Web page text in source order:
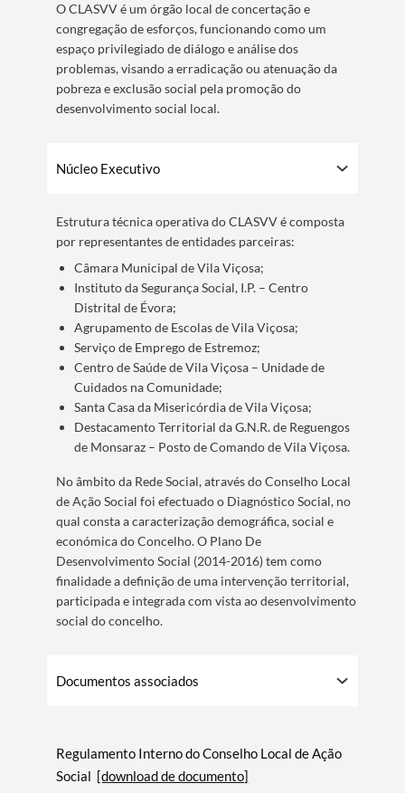
Termo de Pesquisa
Categorias gerais
O CLASVV é um órgão local de concertação e
congregação de esforços, funcionando como um
espaço privilegiado de diálogo e análise dos
problemas, visando a erradicação ou atenuação da
pobreza e exclusão social pela promoção do
desenvolvimento social local.
Núcleo Executivo
Estrutura técnica operativa do CLASVV é composta
por representantes de entidades parceiras:
Câmara Municipal de Vila Viçosa;
Instituto da Segurança Social, I.P. – Centro
Distrital de Évora;
Agrupamento de Escolas de Vila Viçosa;
Serviço de Emprego de Estremoz;
Centro de Saúde de Vila Viçosa – Unidade de
Cuidados na Comunidade;
Santa Casa da Misericórdia de Vila Viçosa;
Destacamento Territorial da G.N.R. de Reguengos
de Monsaraz – Posto de Comando de Vila Viçosa.
​No âmbito da Rede Social, através do Conselho Local
de Ação Social foi efectuado o Diagnóstico Social, no
qual consta a caracterização demográfica, social e
económica do Concelho. O Plano De
Desenvolvimento Social (2014-2016) tem como
finalidade a definição de uma intervenção territorial,
participada e integrada com vista ao desenvolvimento
social do concelho.
Documentos associados
Regulamento Interno do Conselho Local de Ação
Social [download de documento]